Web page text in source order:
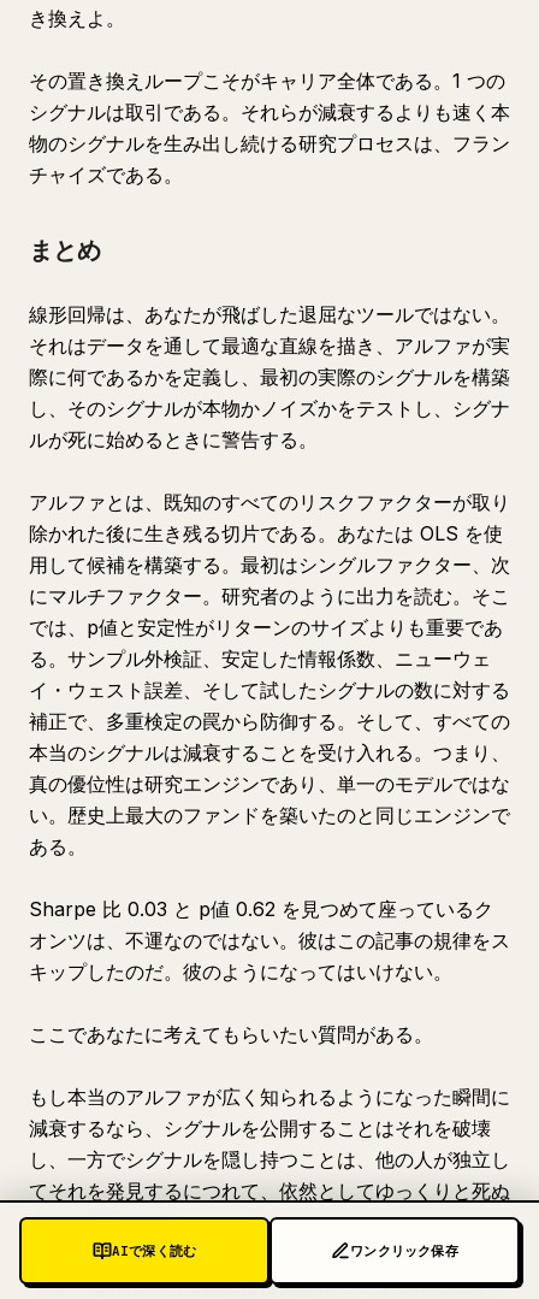
き換えよ。
その置き換えループこそがキャリア全体である。1 つの
シグナルは取引である。それらが減衰するよりも速く本
物のシグナルを生み出し続ける研究プロセスは、フラン
チャイズである。
まとめ
線形回帰は、あなたが飛ばした退屈なツールではない。
それはデータを通して最適な直線を描き、アルファが実
際に何であるかを定義し、最初の実際のシグナルを構築
し、そのシグナルが本物かノイズかをテストし、シグナ
ルが死に始めるときに警告する。
アルファとは、既知のすべてのリスクファクターが取り
除かれた後に生き残る切片である。あなたは OLS を使
用して候補を構築する。最初はシングルファクター、次
にマルチファクター。研究者のように出力を読む。そこ
では、p値と安定性がリターンのサイズよりも重要であ
る。サンプル外検証、安定した情報係数、ニューウェ
イ・ウェスト誤差、そして試したシグナルの数に対する
補正で、多重検定の罠から防御する。そして、すべての
本当のシグナルは減衰することを受け入れる。つまり、
真の優位性は研究エンジンであり、単一のモデルではな
い。歴史上最大のファンドを築いたのと同じエンジンで
ある。
Sharpe 比 0.03 と p値 0.62 を見つめて座っているク
オンツは、不運なのではない。彼はこの記事の規律をス
キップしたのだ。彼のようになってはいけない。
ここであなたに考えてもらいたい質問がある。
もし本当のアルファが広く知られるようになった瞬間に
減衰するなら、シグナルを公開することはそれを破壊
し、一方でシグナルを隠し持つことは、他の人が独立し
てそれを発見するにつれて、依然としてゆっくりと死ぬ
ことを意味する。
では、耐久性のある優位性は実際にどこから来るのか？
AIで深く読む ワンクリック保存